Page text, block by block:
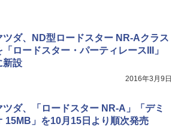
ツダ、ND型ロードスター NR-Aクラス
「ロードスター・パーティレースIII」
新設
2016年3月9日
ツダ、「ロードスター NR-A」「デミ
15MB」を10月15日より順次発売